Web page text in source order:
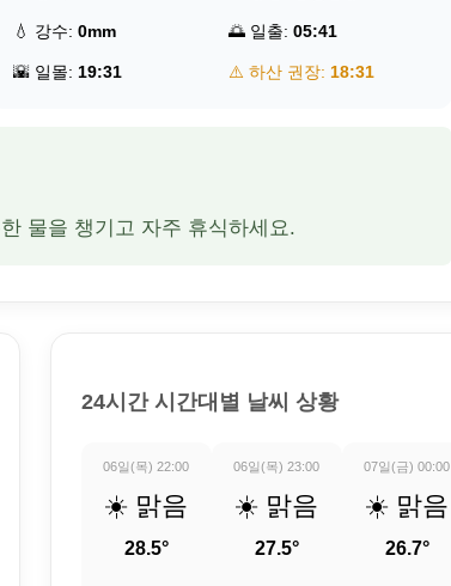
💧 강수: 0mm 🌅 일출: 05:41
🌇 일몰: 19:31 ⚠️ 하산 권장: 18:31
물을 챙기고 자주 휴식하세요.
24시간 시간대별 날씨 상황
06일(목) 22:00
☀️ 맑음
28.5°
06일(목) 23:00
☀️ 맑음
27.5°
07일(금) 00:00
☀️ 맑음
26.7°